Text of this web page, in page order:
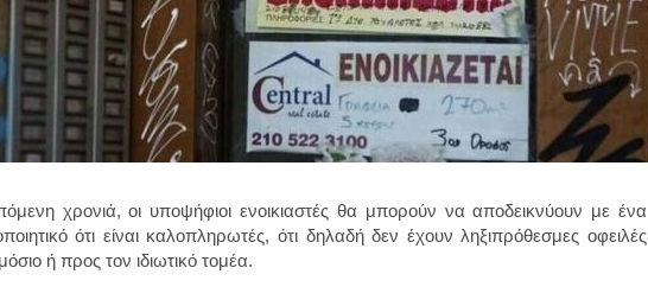
χρονιά, οι υποψήφιοι ενοικιαστές θα μπορούν να αποδεικνύουν με ένα
ότι είναι καλοπληρωτές, ότι δηλαδή δεν έχουν ληξιπρόθεσμες οφειλές
ή προς τον ιδιωτικό τομέα.